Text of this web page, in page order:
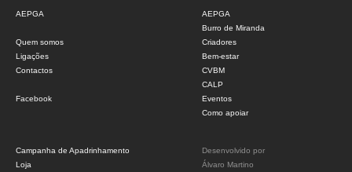
AEPGA
Quem somos
Ligações
Contactos
Facebook
AEPGA
Burro de Miranda
Criadores
Bem-estar
CVBM
CALP
Eventos
Como apoiar
Campanha de Apadrinhamento
Loja
Desenvolvido por
Álvaro Martino